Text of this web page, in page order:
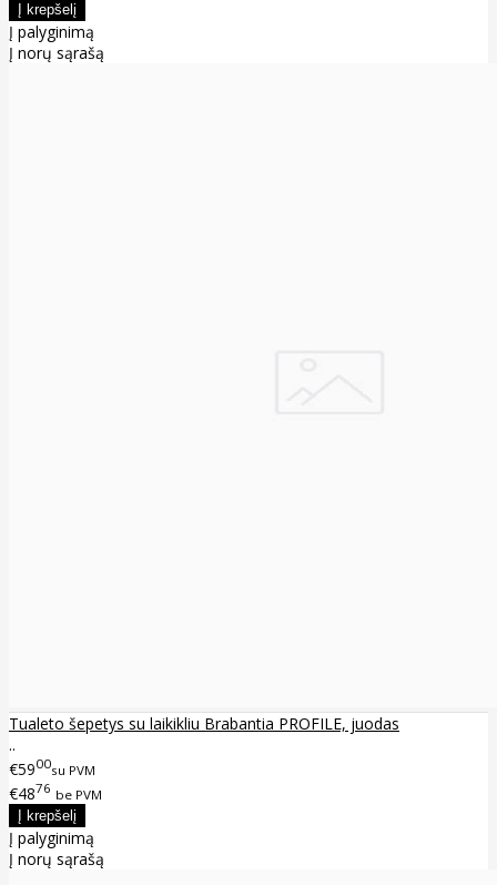
Į palyginimą
Į norų sąrašą
Tualeto šepetys su laikikliu Brabantia PROFILE, juodas
..
€5900su PVM
€4876 be PVM
Į palyginimą
Į norų sąrašą